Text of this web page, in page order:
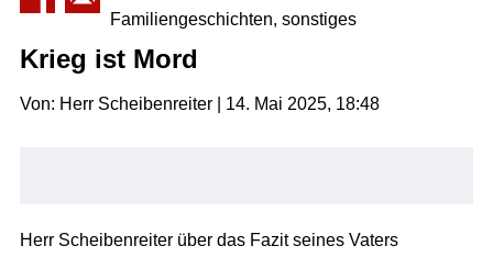
Familiengeschichten, sonstiges
Krieg ist Mord
Von: Herr Scheibenreiter | 14. Mai 2025, 18:48
Herr Scheibenreiter über das Fazit seines Vaters